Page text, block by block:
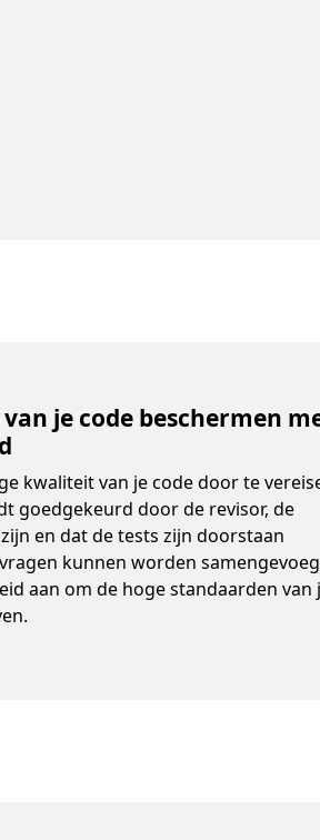
je code beschermen
kwaliteit van je code door te
goedgekeurd door de revisor, de
en dat de tests zijn doorstaan
kunnen worden
aan om de hoge standaarden van